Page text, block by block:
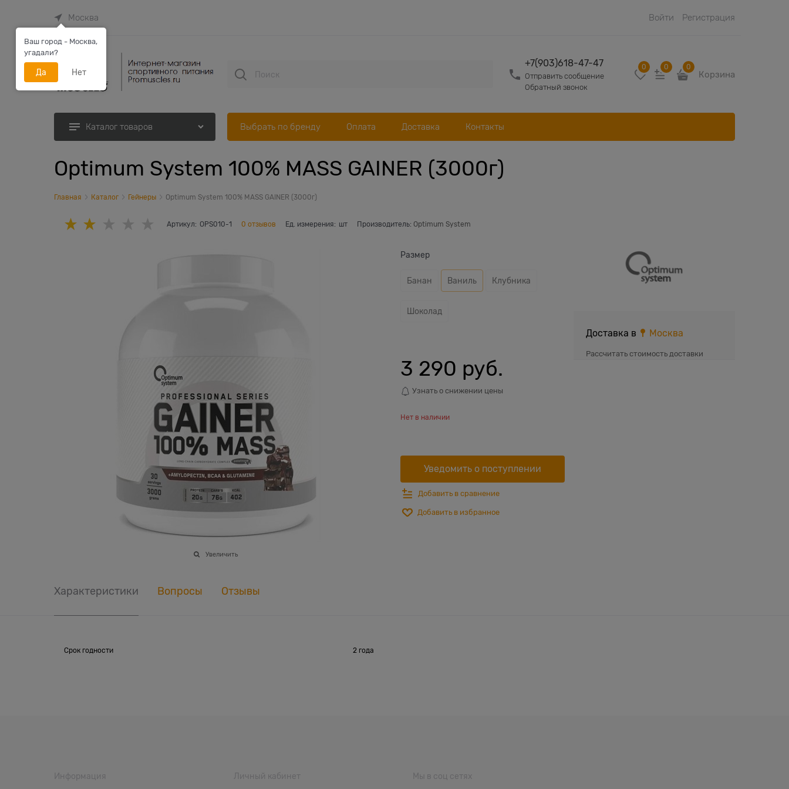
Москва Войти Регистрация
+7(903)618-47-47
Отправить сообщение
Обратный звонок
0 0 0
Корзина
Каталог товаров Выбрать по бренду Оплата Доставка Контакты
Optimum System 100% MASS GAINER (3000г)
Главная Каталог Гейнеры Optimum System 100% MASS GAINER (3000г)
Артикул: OPS010-1 0 отзывов Ед. измерения: шт Производитель: Optimum System
Увеличить
Размер
Банан Ваниль Клубника
Шоколад
3 290 руб.
Узнать о снижении цены
Нет в наличии
Уведомить о поступлении
Добавить в сравнение
Добавить в избранное
Доставка в Москва
Рассчитать стоимость доставки
Характеристики Вопросы Отзывы
Срок годности 2 года
Информация Личный кабинет Мы в соц сетях
Ваш город - Москва,
угадали?
Да Нет